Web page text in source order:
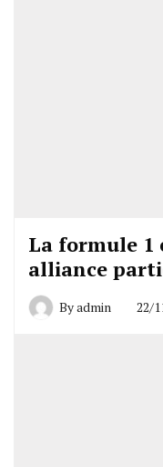
La formule 1
alliance
Byadmin 22/